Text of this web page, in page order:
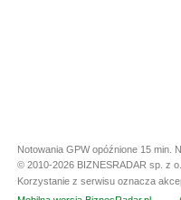
Notowania GPW opóźnione 15 min.
© 2010-2026 BIZNESRADAR sp. z
Korzystanie z serwisu oznacza